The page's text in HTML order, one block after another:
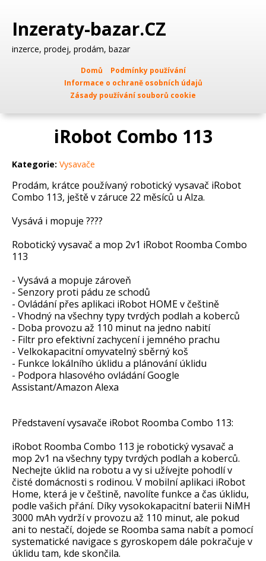
Inzeraty-bazar.CZ
inzerce, prodej, prodám, bazar
Domů
Podmínky používání
Informace o ochraně osobních údajů
Zásady používání souborů cookie
iRobot Combo 113
Kategorie: Vysavače
Prodám, krátce používaný robotický vysavač iRobot
Combo 113, ještě v záruce 22 měsíců u Alza.
Vysává i mopuje ????
Robotický vysavač a mop 2v1 iRobot Roomba Combo
113
- Vysává a mopuje zároveň
- Senzory proti pádu ze schodů
- Ovládání přes aplikaci iRobot HOME v češtině
- Vhodný na všechny typy tvrdých podlah a koberců
- Doba provozu až 110 minut na jedno nabití
- Filtr pro efektivní zachycení i jemného prachu
- Velkokapacitní omyvatelný sběrný koš
- Funkce lokálního úklidu a plánování úklidu
- Podpora hlasového ovládání Google
Assistant/Amazon Alexa
Představení vysavače iRobot Roomba Combo 113:
iRobot Roomba Combo 113 je robotický vysavač a
mop 2v1 na všechny typy tvrdých podlah a koberců.
Nechejte úklid na robotu a vy si užívejte pohodlí v
čisté domácnosti s rodinou. V mobilní aplikaci iRobot
Home, která je v češtině, navolíte funkce a čas úklidu,
podle vašich přání. Díky vysokokapacitní baterii NiMH
3000 mAh vydrží v provozu až 110 minut, ale pokud
ani to nestačí, dojede se Roomba sama nabít a pomocí
systematické navigace s gyroskopem dále pokračuje v
úklidu tam, kde skončila.